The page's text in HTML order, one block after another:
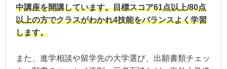
中講座を開講しています。目標スコア61点以上/80点
以上の方でクラスがわかれ4技能をバランスよく学習
します。
また、進学相談や留学先の大学選び、出願書類チェッ